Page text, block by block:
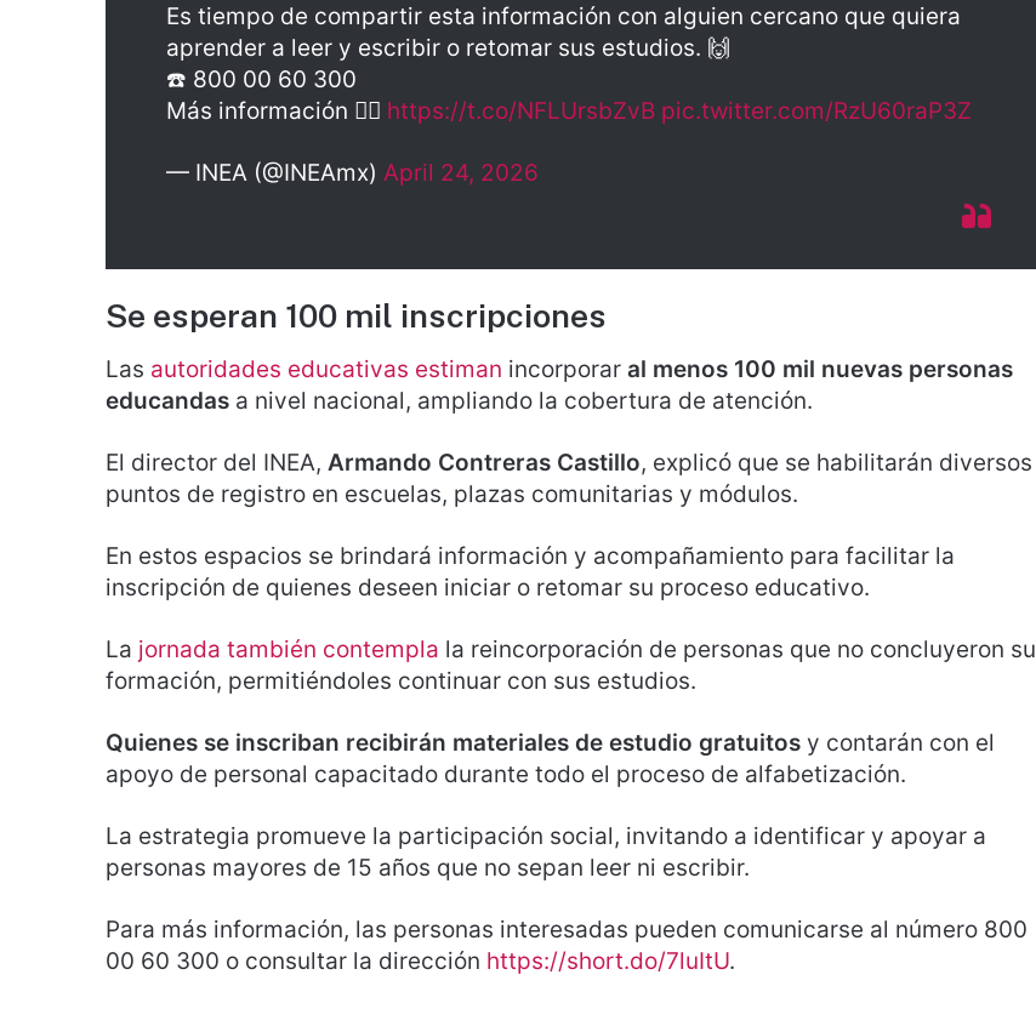
Es tiempo de compartir esta información con alguien cercano que quiera
aprender a leer y escribir o retomar sus estudios. 🙌
☎️ 800 00 60 300
Más información 👉🏼 https://t.co/NFLUrsbZvB pic.twitter.com/RzU60raP3Z
— INEA (@INEAmx) April 24, 2026
Se esperan 100 mil inscripciones
Las autoridades educativas estiman incorporar al menos 100 mil nuevas personas
educandas a nivel nacional, ampliando la cobertura de atención.
El director del INEA, Armando Contreras Castillo, explicó que se habilitarán diversos
puntos de registro en escuelas, plazas comunitarias y módulos.
En estos espacios se brindará información y acompañamiento para facilitar la
inscripción de quienes deseen iniciar o retomar su proceso educativo.
La jornada también contempla la reincorporación de personas que no concluyeron su
formación, permitiéndoles continuar con sus estudios.
Quienes se inscriban recibirán materiales de estudio gratuitos y contarán con el
apoyo de personal capacitado durante todo el proceso de alfabetización.
La estrategia promueve la participación social, invitando a identificar y apoyar a
personas mayores de 15 años que no sepan leer ni escribir.
Para más información, las personas interesadas pueden comunicarse al número 800
00 60 300 o consultar la dirección https://short.do/7luItU.